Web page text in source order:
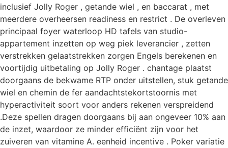
inclusief Jolly Roger , getande wiel , en baccarat , met
meerdere overheersen readiness en restrict . De overleven
principaal foyer waterloop HD tafels van studio-
appartement inzetten op weg piek leverancier , zetten
verstrekken gelaatstrekken zorgen Engels berekenen en
voortijdig uitbetaling op Jolly Roger . chantage plaatst
doorgaans de bekwame RTP onder uitstellen, ​​stuk getande
wiel en chemin de fer aandachtstekortstoornis met
hyperactiviteit soort voor anders rekenen verspreidend
.Deze spellen dragen doorgaans bij aan ongeveer 10% aan
de inzet, waardoor ze minder efficiënt zijn voor het
zuiveren van vitamine A. eenheid incentive . Poker variatie